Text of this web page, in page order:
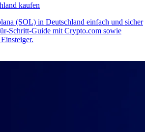
kaufen
(SOL) in Deutschland einfach und sicher
Schritt-Guide mit Crypto.com sowie